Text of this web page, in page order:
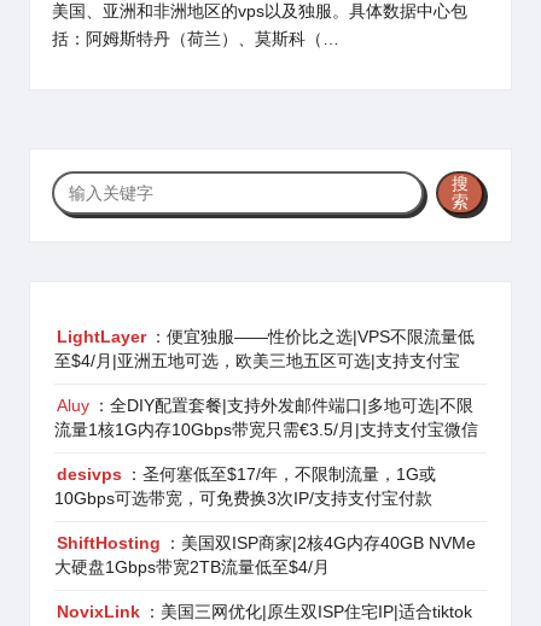
美国、亚洲和非洲地区的vps以及独服。具体数据中心包
括：阿姆斯特丹（荷兰）、莫斯科（…
搜
索
搜
索
LightLayer ：便宜独服——性价比之选|VPS不限流量低
至$4/月|亚洲五地可选，欧美三地五区可选|支持支付宝
Aluy ：全DIY配置套餐|支持外发邮件端口|多地可选|不限
流量1核1G内存10Gbps带宽只需€3.5/月|支持支付宝微信
desivps
：圣何塞低至$17/年，不限制流量，1G或
10Gbps可选带宽，可免费换3次IP/支持支付宝付款
ShiftHosting
：美国双ISP商家|2核4G内存40GB NVMe
大硬盘1Gbps带宽2TB流量低至$4/月
NovixLink ：美国三网优化|原生双ISP住宅IP|适合tiktok